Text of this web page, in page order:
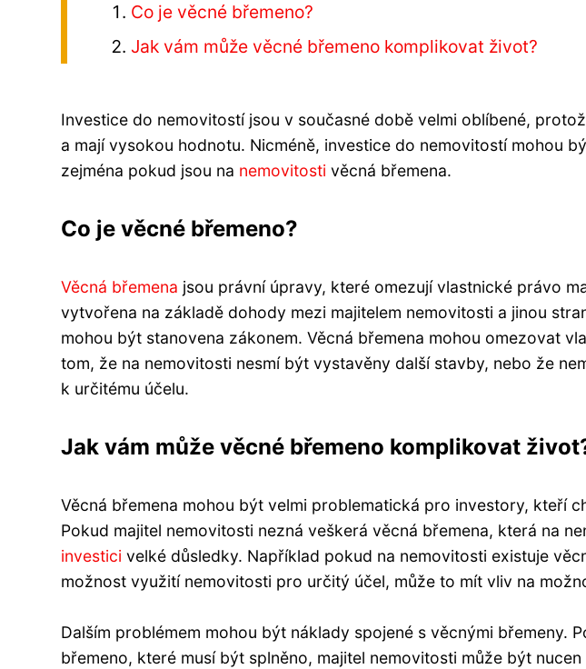
Co je věcné břemeno?
Jak vám může věcné břemeno komplikovat život?
Investice do nemovitostí jsou v současné době velmi oblíbené,
a mají vysokou hodnotu. Nicméně, investice do nemovitostí mohou
zejména pokud jsou na nemovitosti věcná břemena.
Co je věcné břemeno?
Věcná břemena jsou právní úpravy, které omezují vlastnické právo
vytvořena na základě dohody mezi majitelem nemovitosti a jinou
mohou být stanovena zákonem. Věcná břemena mohou omezovat
tom, že na nemovitosti nesmí být vystavěny další stavby, nebo že
k určitému účelu.
Jak vám může věcné břemeno komplikovat
Věcná břemena mohou být velmi problematická pro investory, kteří
Pokud majitel nemovitosti nezná veškerá věcná břemena, která na
investici velké důsledky. Například pokud na nemovitosti existuje
možnost využití nemovitosti pro určitý účel, může to mít vliv na
Dalším problémem mohou být náklady spojené s věcnými břemeny.
břemeno, které musí být splněno, majitel nemovitosti může být